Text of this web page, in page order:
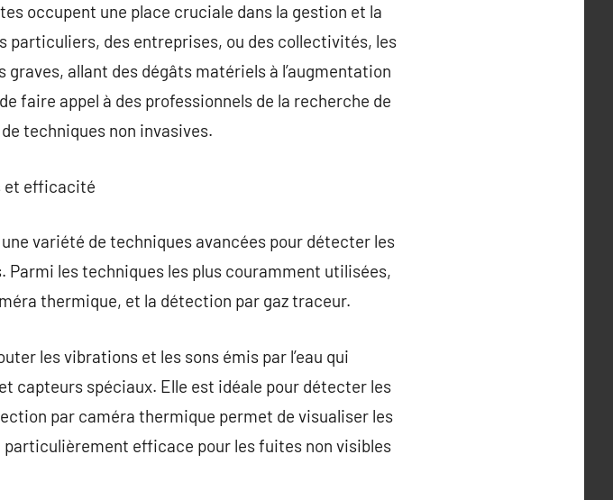
occupent une place cruciale dans la gestion et la
particuliers, des entreprises, ou des collectivités, les
allant des dégâts matériels à l’augmentation
faire appel à des professionnels de la recherche de
techniques non invasives.
et efficacité
variété de techniques avancées pour détecter les
les techniques les plus couramment utilisées,
thermique, et la détection par gaz traceur.
les vibrations et les sons émis par l’eau qui
capteurs spéciaux. Elle est idéale pour détecter les
par caméra thermique permet de visualiser les
efficace pour les fuites non visibles